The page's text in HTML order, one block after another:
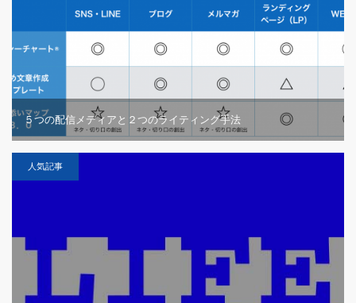
５つの配信メディアと２つのライティング手法
人気記事